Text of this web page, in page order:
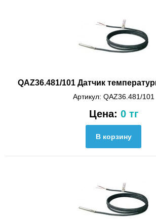
QAZ36.481/101 Датчик
Артикул: QAZ36.481/101
Цена: 0 тг